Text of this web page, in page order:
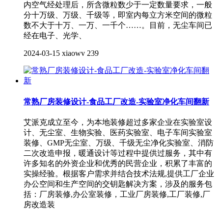
内空气经处理后，所含微粒数少于一定数量要求，一般
分十万级、万级、千级等，即室内每立方米空间的微粒
数不大于十万、一万、一千个……。目前，无尘车间已
经在电子、光学、
2024-03-15 xiaowv 239
常熟厂房装修设计-食品工厂改造-实验室净化车间翻新
艾派克成立至今，为本地装修超过多家企业在实验室设
计、无尘室、生物实验、医药实验室、电子车间实验室
装修、GMP无尘室、万级、千级无尘净化实验室、消防
二次改造申报，暖通设计等过程中提供过服务，其中有
许多知名的外资企业和优秀的民营企业，积累了丰富的
实操经验。根据客户需求并结合技术法规,提供工厂企业
办公空间和生产空间的交钥匙解决方案，涉及的服务包
括：厂房装修,办公室装修，工业厂房装修,工厂装修,厂
房改造装